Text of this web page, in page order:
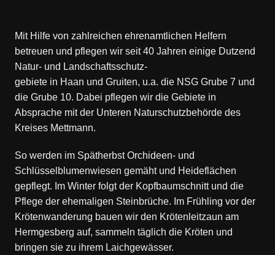
Mit Hilfe von zahlreichen ehrenamtlichen Helfern
betreuen und pflegen wir seit 40 Jahren einige Dutzend
Natur- und Landschaftsschutz-
gebiete in Haan und Gruiten, u.a. die NSG Grube 7 und
die Grube 10. Dabei pflegen wir die Gebiete in
Absprache mit der Unteren Naturschutzbehörde des
Kreises Mettmann.
So werden im Spätherbst Orchideen- und
Schlüsselblumenwiesen gemäht und Heideflächen
gepflegt. Im Winter folgt der Kopfbaumschnitt und die
Pflege der ehemaligen Steinbrüche. Im Frühling vor der
Krötenwanderung bauen wir den Krötenleitzaun am
Hermgesberg auf, sammeln täglich die Kröten und
bringen sie zu ihrem Laichgewässer.